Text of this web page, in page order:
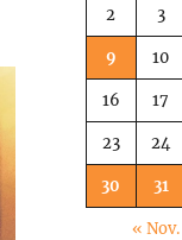
2 3
9 10
16 17
23 24
30 31
« Nov.